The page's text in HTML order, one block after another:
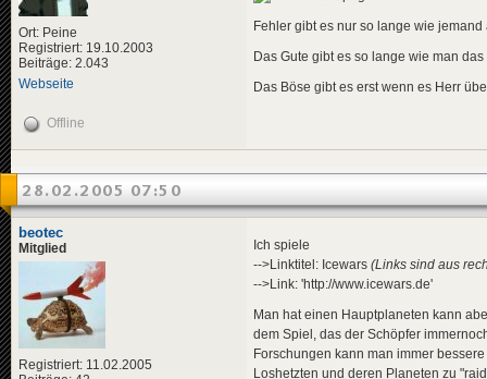
Ort: Peine
Registriert: 19.10.2003
Beiträge: 2.043
Webseite
Fehler gibt es nur so lange wie jemand
Das Gute gibt es so lange wie man
Das Böse gibt es erst wenn es Herr
Offline
28.02.2005 07:50
beotec
Mitglied
Registriert: 11.02.2005
Ich spiele
-->Linktitel: Icewars (Links sind aus
-->Link: 'http://www.icewars.de'
Man hat einen Hauptplaneten kann
dem Spiel, das der Schöpfer
Forschungen kann man immer
Loshetzten und deren Planeten zu